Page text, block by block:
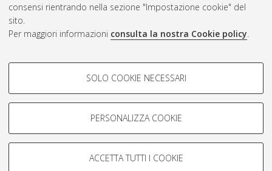
consensi rientrando nella sezione "Impostazione cookie" del
sito.
Per maggiori informazioni consulta la nostra Cookie policy.
COOKIE DI PROFILAZIONE -
Si tratta di cookie utilizzati per analizzare le caratteristiche della
navigazione degli utenti, creare profili in base al loro comportamento
Mostra cookie di profilazione
SOLO COOKIE NECESSARI
PERSONALIZZA COOKIE
ACCETTA TUTTI I COOKIE
ISSN: 2038-7946
Impostazioni Cookie
Informativa sulla privacy
Condizioni d’uso del sito